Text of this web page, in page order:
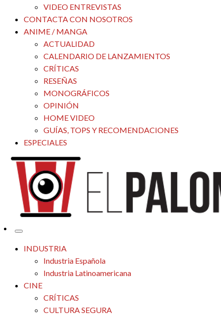
VIDEO ENTREVISTAS
CONTACTA CON NOSOTROS
ANIME / MANGA
ACTUALIDAD
CALENDARIO DE LANZAMIENTOS
CRÍTICAS
RESEÑAS
MONOGRÁFICOS
OPINIÓN
HOME VIDEO
GUÍAS, TOPS Y RECOMENDACIONES
ESPECIALES
El Palomitrón
Tu espacio de la industria de cine española y latinoamericana
INDUSTRIA
Industria Española
Industria Latinoamericana
CINE
CRÍTICAS
CULTURA SEGURA